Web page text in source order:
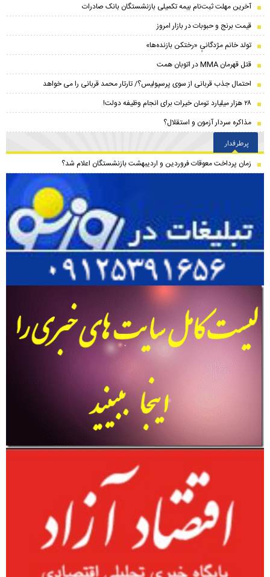
آخرین مهلت ثبت‌نام بیمه تکمیلی بازنشستگان بانک صادرات
قیمت برنج و حبوبات در بازار امروز
تولد خانم مژدگانیِِ «رختکن بازنده‌ها»
قتل قهرمان MMA در اتوبان همت
احتمال جذب قربانی از سوی پرسپولیس؟/ تارتار محمد قربانی را می خواهد
۲۸ هزار میلیارد تومان خیرات برای انجام وظیفه دولت!
مذاکره سردار آزمون و استقلال؟
پرطرفدار
زمان پرداخت معوقات فروردین و اردیبهشت بازنشستگان اعلام شد؟